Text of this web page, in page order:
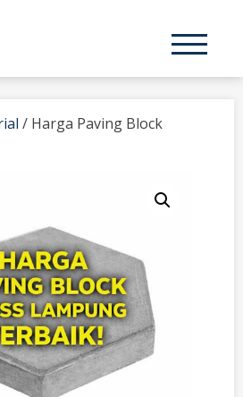
/ Harga Paving Block